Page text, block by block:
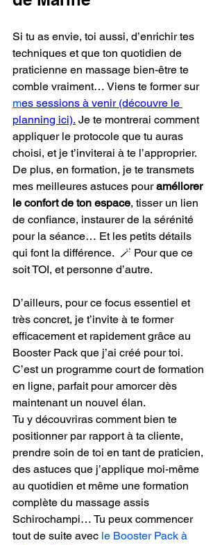
Si tu as envie, toi aussi, d’enrichir tes
techniques et que ton quotidien de
praticienne en massage bien-être te
comble vraiment… Viens te former sur
mes sessions à venir (découvre le
planning ici). Je te montrerai comment
appliquer le protocole que tu auras
choisi, et je t’inviterai à te l’approprier.
De plus, en formation, je te transmets
mes meilleures astuces pour améliorer
le confort de ton espace, tisser un lien
de confiance, instaurer de la sérénité
pour la séance… Et les petits détails
qui font la différence.  🪄 Pour que ce
soit TOI, et personne d’autre.
D’ailleurs, pour ce focus essentiel et
très concret, je t’invite à te former
efficacement et rapidement grâce au
Booster Pack que j’ai créé pour toi.
C’est un programme court de formation
en ligne, parfait pour amorcer dès
maintenant un nouvel élan.
Tu y découvriras comment bien te
positionner par rapport à ta cliente,
prendre soin de toi en tant de praticien,
des astuces que j’applique moi-même
au quotidien et même une formation
complète du massage assis
Schirochampi… Tu peux commencer
tout de suite avec le Booster Pack à